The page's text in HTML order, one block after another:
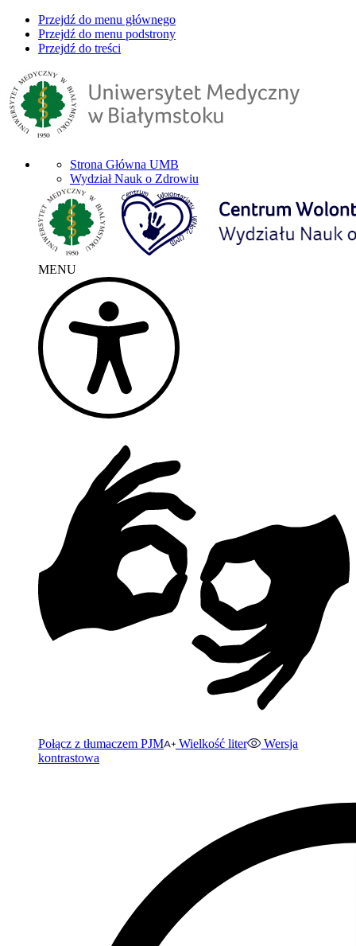
Przejdź do menu głównego
Przejdź do menu podstrony
Przejdź do treści
Strona Główna UMB
Wydział Nauk o Zdrowiu
MENU
Połącz z tłumaczem PJM Wielkość liter
Wersja
kontrastowa